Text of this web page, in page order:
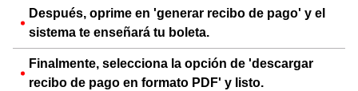
Después, oprime en 'generar recibo de pago' y el
sistema te enseñará tu boleta.
Finalmente, selecciona la opción de 'descargar
recibo de pago en formato PDF' y listo.